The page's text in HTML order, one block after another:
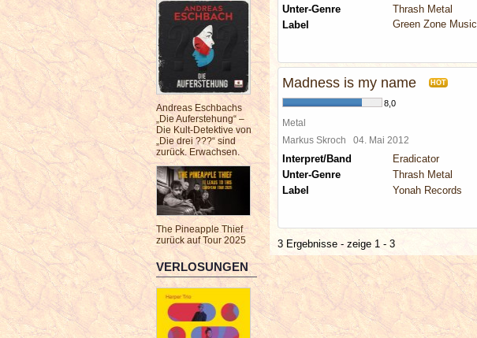
Andreas Eschbachs
„Die Auferstehung“ –
Die Kult-Detektive von
„Die drei ???“ sind
zurück. Erwachsen.
The Pineapple Thief
zurück auf Tour 2025
VERLOSUNGEN
Unter-Genre
Thrash Metal
Label
Green Zone Music
Madness is my name HOT
8,0
Metal
Markus Skroch 04. Mai 2012
Interpret/Band
Eradicator
Unter-Genre
Thrash Metal
Label
Yonah Records
3 Ergebnisse - zeige 1 - 3